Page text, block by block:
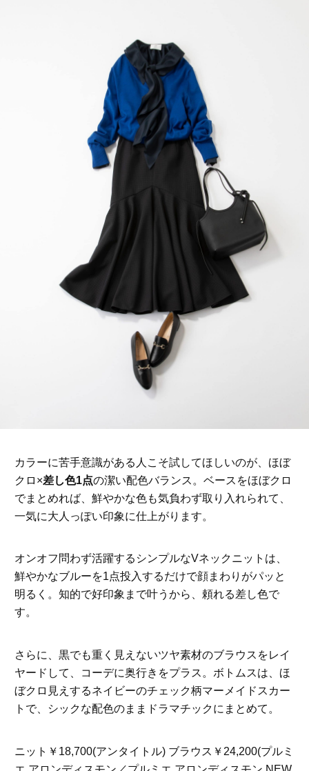
カラーに苦手意識がある人こそ試してほしいのが、ほぼ
クロ×差し色1点の潔い配色バランス。ベースをほぼクロ
でまとめれば、鮮やかな色も気負わず取り入れられて、
一気に大人っぽい印象に仕上がります。
オンオフ問わず活躍するシンプルなVネックニットは、
鮮やかなブルーを1点投入するだけで顔まわりがパッと
明るく。知的で好印象まで叶うから、頼れる差し色で
す。
さらに、黒でも重く見えないツヤ素材のブラウスをレイ
ヤードして、コーデに奥行きをプラス。ボトムスは、ほ
ぼクロ見えするネイビーのチェック柄マーメイドスカー
トで、シックな配色のままドラマチックにまとめて。
ニット￥18,700(アンタイトル) ブラウス￥24,200(プルミ